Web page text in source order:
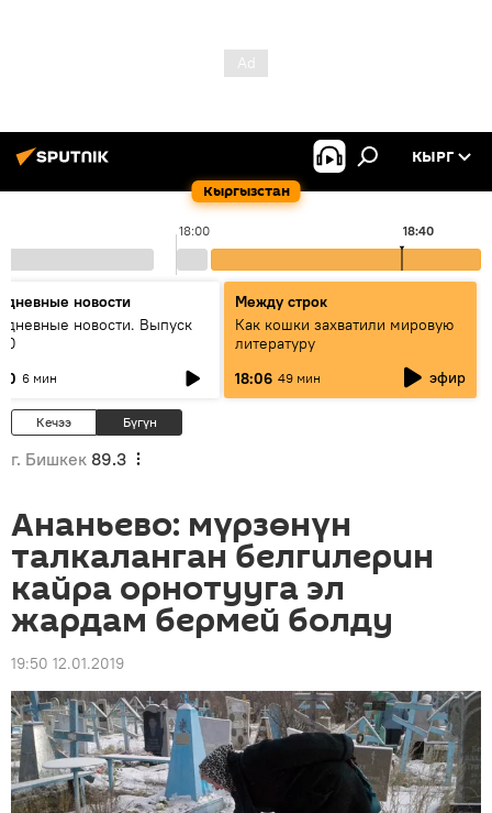
Кыргызстан
КЫРГ
18:00 18:40
новости
новости. Выпуск
6 мин
Между строк
Как кошки захватили мировую
литературу
18:06 49 мин эфир
Кечээ Бүгүн
г. Бишкек 89.3
Ананьево: мүрзөнүн
талкаланган белгилерин
кайра орнотууга эл
жардам бермей болду
19:50 12.01.2019